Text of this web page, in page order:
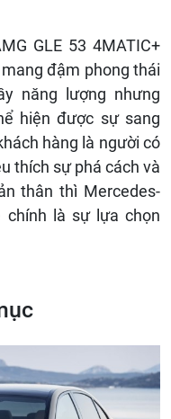
GLE 53 4MATIC+
đậm phong thái
năng lượng nhưng
hiện được sự sang
hàng là người có
thích sự phá cách và
thân thì Mercedes-
chính là sự lựa chọn